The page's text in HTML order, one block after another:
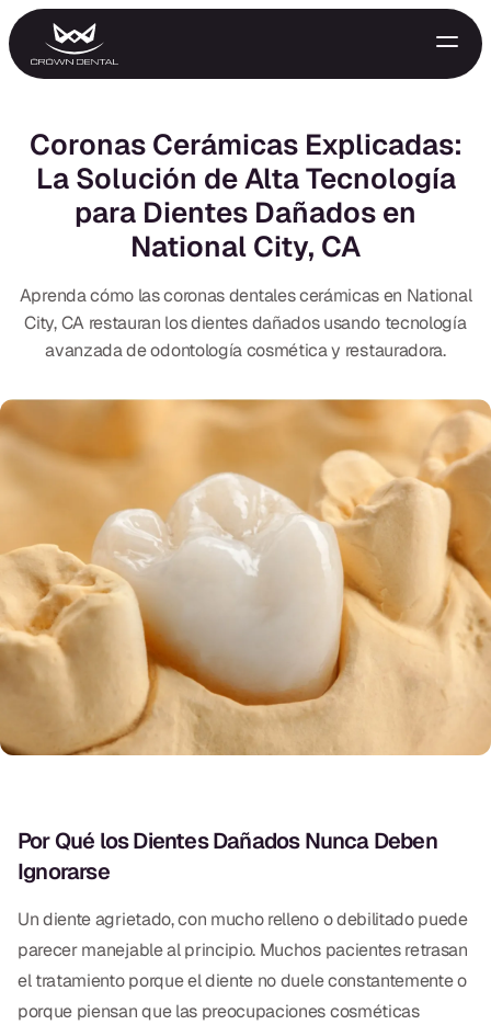
GENERAL
Protectores Nocturnos
Exámenes Orales
Tratamiento Periodontal
Programa Preventivo
Tratamiento de Conducto
Protectores Bucales Deportivos
All-on-6
Puentes Dentales
Empastes Dentales
Coronas Cerámicas Explicadas:
La Solución de Alta Tecnología
para Dientes Dañados en
National City, CA
Aprenda cómo las coronas dentales cerámicas en National
City, CA restauran los dientes dañados usando tecnología
avanzada de odontología cosmética y restauradora.
Por Qué los Dientes Dañados Nunca Deben
Ignorarse
Un diente agrietado, con mucho relleno o debilitado puede
parecer manejable al principio. Muchos pacientes retrasan
el tratamiento porque el diente no duele constantemente o
porque piensan que las preocupaciones cosméticas